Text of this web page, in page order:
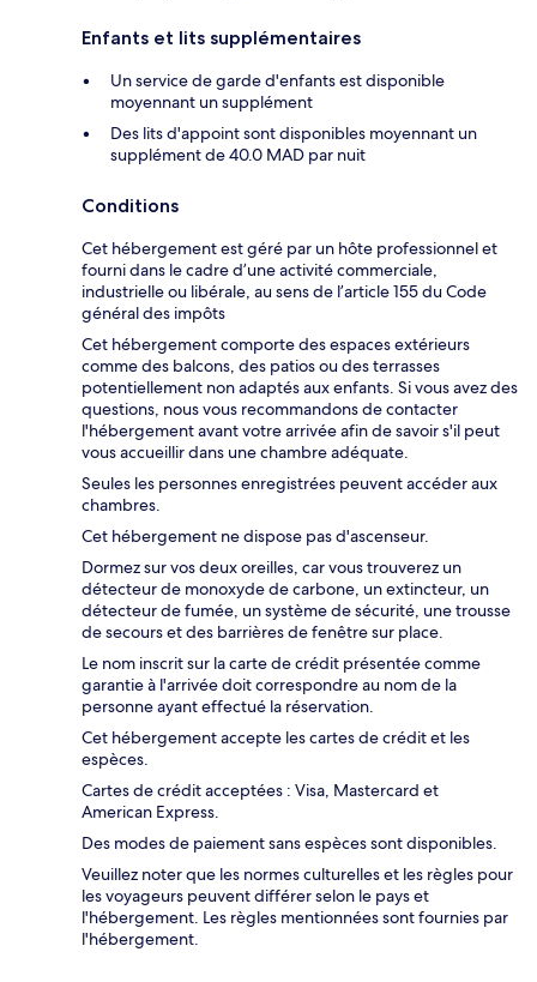
Enfants et lits supplémentaires
Un service de garde d'enfants est disponible
moyennant un supplément
Des lits d'appoint sont disponibles moyennant un
supplément de 40.0 MAD par nuit
Conditions
Cet hébergement est géré par un hôte professionnel et
fourni dans le cadre d’une activité commerciale,
industrielle ou libérale, au sens de l’article 155 du Code
général des impôts
Cet hébergement comporte des espaces extérieurs
comme des balcons, des patios ou des terrasses
potentiellement non adaptés aux enfants. Si vous avez des
questions, nous vous recommandons de contacter
l'hébergement avant votre arrivée afin de savoir s'il peut
vous accueillir dans une chambre adéquate.
Seules les personnes enregistrées peuvent accéder aux
chambres.
Cet hébergement ne dispose pas d'ascenseur.
Dormez sur vos deux oreilles, car vous trouverez un
détecteur de monoxyde de carbone, un extincteur, un
détecteur de fumée, un système de sécurité, une trousse
de secours et des barrières de fenêtre sur place.
Le nom inscrit sur la carte de crédit présentée comme
garantie à l'arrivée doit correspondre au nom de la
personne ayant effectué la réservation.
Cet hébergement accepte les cartes de crédit et les
espèces.
Cartes de crédit acceptées : Visa, Mastercard et
American Express.
Des modes de paiement sans espèces sont disponibles.
Veuillez noter que les normes culturelles et les règles pour
les voyageurs peuvent différer selon le pays et
l'hébergement. Les règles mentionnées sont fournies par
l'hébergement.